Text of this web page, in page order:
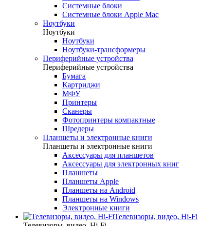
Системные блоки
Системные блоки Apple Mac
Ноутбуки
Ноутбуки
Ноутбуки
Ноутбуки-трансформеры
Периферийные устройства
Периферийные устройства
Бумага
Картриджи
МФУ
Принтеры
Сканеры
Фотопринтеры компактные
Шредеры
Планшеты и электронные книги
Планшеты и электронные книги
Аксессуары для планшетов
Аксессуары для электронных книг
Планшеты
Планшеты Apple
Планшеты на Android
Планшеты на Windows
Электронные книги
Телевизоры, видео, Hi-Fi